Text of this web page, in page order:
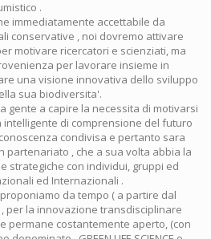
.
immediatamente accettabile da
conservative , noi dovremo attivare
motivare ricercatori e scienziati, ma
per lavorare insieme in
una visione innovativa dello sviluppo
sua biodiversita'.
gente a capire la necessita di motivarsi
intelligente di comprensione del futuro
condivisa e pertanto sara
partenariato , che a sua volta abbia la
strategiche con individui, gruppi ed
ed Internazionali .
da tempo ( a partire dal
, per la innovazione transdisciplinare
permane costantemente aperto, (con